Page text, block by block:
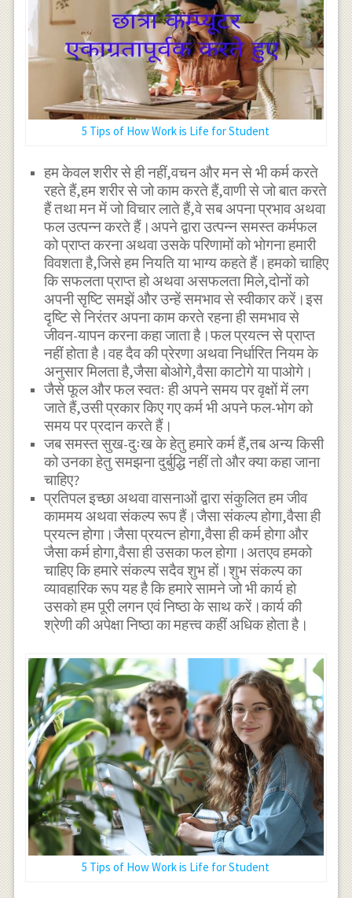
5 Tips of How Work is Life for Student
हम केवल शरीर से ही नहीं,वचन और मन से भी कर्म करते
रहते हैं,हम शरीर से जो काम करते हैं,वाणी से जो बात करते
हैं तथा मन में जो विचार लाते हैं,वे सब अपना प्रभाव अथवा
फल उत्पन्न करते हैं।अपने द्वारा उत्पन्न समस्त कर्मफल
को प्राप्त करना अथवा उसके परिणामों को भोगना हमारी
विवशता है,जिसे हम नियति या भाग्य कहते हैं।हमको चाहिए
कि सफलता प्राप्त हो अथवा असफलता मिले,दोनों को
अपनी सृष्टि समझें और उन्हें समभाव से स्वीकार करें।इस
दृष्टि से निरंतर अपना काम करते रहना ही समभाव से
जीवन-यापन करना कहा जाता है।फल प्रयत्न से प्राप्त
नहीं होता है।वह दैव की प्रेरणा अथवा निर्धारित नियम के
अनुसार मिलता है,जैसा बोओगे,वैसा काटोगे या पाओगे।
जैसे फूल और फल स्वतः ही अपने समय पर वृक्षों में लग
जाते हैं,उसी प्रकार किए गए कर्म भी अपने फल-भोग को
समय पर प्रदान करते हैं।
जब समस्त सुख-दुःख के हेतु हमारे कर्म हैं,तब अन्य किसी
को उनका हेतु समझना दुर्बुद्धि नहीं तो और क्या कहा जाना
चाहिए?
प्रतिपल इच्छा अथवा वासनाओं द्वारा संकुलित हम जीव
काममय अथवा संकल्प रूप हैं।जैसा संकल्प होगा,वैसा ही
प्रयत्न होगा।जैसा प्रयत्न होगा,वैसा ही कर्म होगा और
जैसा कर्म होगा,वैसा ही उसका फल होगा।अतएव हमको
चाहिए कि हमारे संकल्प सदैव शुभ हों।शुभ संकल्प का
व्यावहारिक रूप यह है कि हमारे सामने जो भी कार्य हो
उसको हम पूरी लगन एवं निष्ठा के साथ करें।कार्य की
श्रेणी की अपेक्षा निष्ठा का महत्त्व कहीं अधिक होता है।
5 Tips of How Work is Life for Student